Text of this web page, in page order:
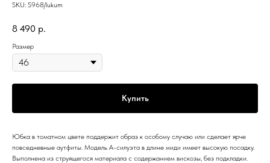
SKU: S968/lukum
8 490 р.
Размер
Купить
Юбка в томатном цвете поддержит образ к особому случаю или сделает ярче
повседневные аутфиты. Модель А-силуэта в длине миди имеет высокую посадку.
Выполнена из струящегося материала с содержанием вискозы, без подкладки.